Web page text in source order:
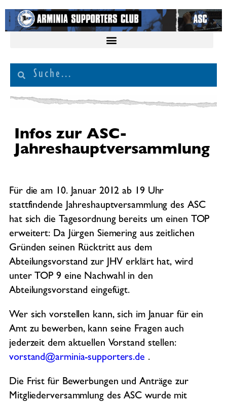
Infos zur ASC-
Jahreshauptversammlung
Für die am 10. Januar 2012 ab 19 Uhr
stattfindende Jahreshauptversammlung des ASC
hat sich die Tagesordnung bereits um einen TOP
erweitert: Da Jürgen Siemering aus zeitlichen
Gründen seinen Rücktritt aus dem
Abteilungsvorstand zur JHV erklärt hat, wird
unter TOP 9 eine Nachwahl in den
Abteilungsvorstand eingefügt.
Wer sich vorstellen kann, sich im Januar für ein
Amt zu bewerben, kann seine Fragen auch
jederzeit dem aktuellen Vorstand stellen:
vorstand@arminia-supporters.de .
Die Frist für Bewerbungen und Anträge zur
Mitgliederversammlung des ASC wurde mit